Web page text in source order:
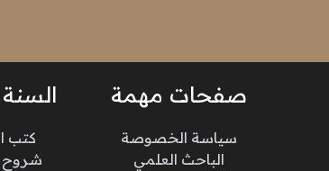
صفحات مهمة
سياسة الخصوصة
الباحث العلمي
السنة
كتب
شروح